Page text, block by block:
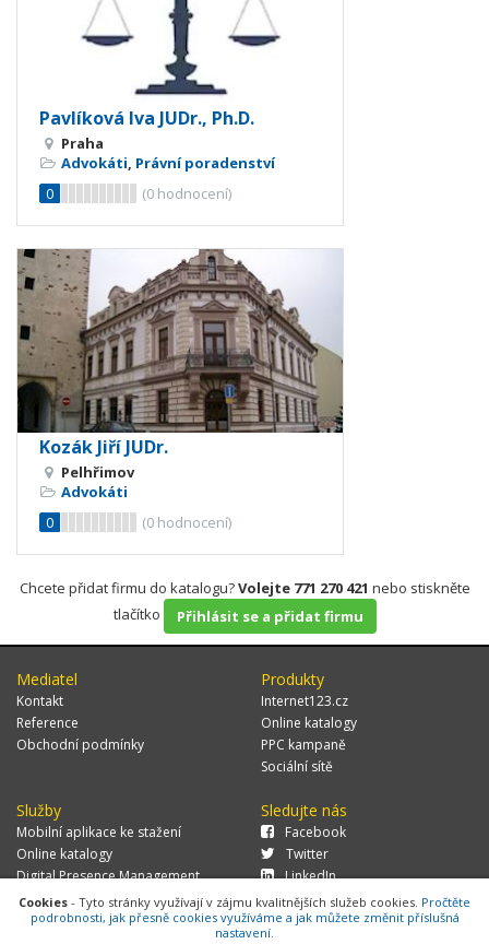
Pavlíková Iva JUDr., Ph.D.
Praha
Advokáti, Právní poradenství
0
(0 hodnocení)
Kozák Jiří JUDr.
Pelhřimov
Advokáti
0
(0 hodnocení)
Chcete přidat firmu do katalogu?Volejte 771 270 421 nebo stiskněte
tlačítko
Přihlásit se a přidat firmu
Mediatel
Kontakt
Reference
Obchodní podmínky
Produkty
Internet123.cz
Online katalogy
PPC kampaně
Sociální sítě
Služby
Mobilní aplikace ke stažení
Online katalogy
Digital Presence Management
Více zákazníků
Sledujte nás
Facebook
Twitter
LinkedIn
Cookies - Tyto stránky využívají v zájmu kvalitnějších služeb cookies. Pročtěte
podrobnosti, jak přesně cookies využíváme a jak můžete změnit příslušná
nastavení.